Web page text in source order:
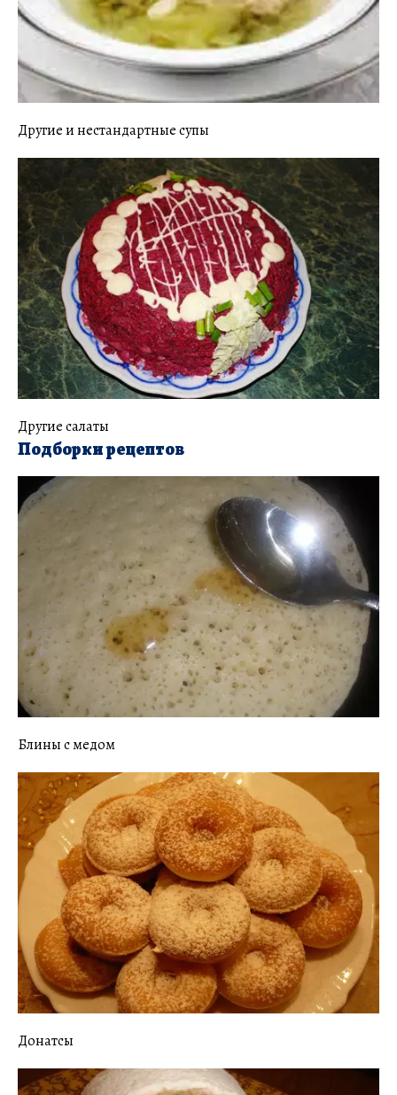
Другие и нестандартные супы
Другие салаты
Подборки рецептов
Блины с медом
Донатсы